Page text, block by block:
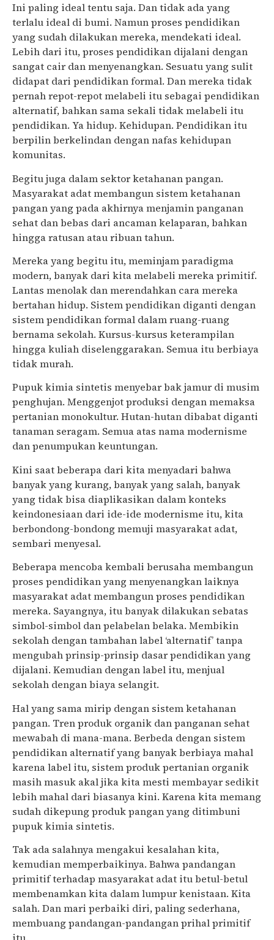
Ini paling ideal tentu saja. Dan tidak ada yang
terlalu ideal di bumi. Namun proses pendidikan
yang sudah dilakukan mereka, mendekati ideal.
Lebih dari itu, proses pendidikan dijalani dengan
sangat cair dan menyenangkan. Sesuatu yang sulit
didapat dari pendidikan formal. Dan mereka tidak
pernah repot-repot melabeli itu sebagai pendidikan
alternatif, bahkan sama sekali tidak melabeli itu
pendidikan. Ya hidup. Kehidupan. Pendidikan itu
berpilin berkelindan dengan nafas kehidupan
komunitas.
Begitu juga dalam sektor ketahanan pangan.
Masyarakat adat membangun sistem ketahanan
pangan yang pada akhirnya menjamin panganan
sehat dan bebas dari ancaman kelaparan, bahkan
hingga ratusan atau ribuan tahun.
Mereka yang begitu itu, meminjam paradigma
modern, banyak dari kita melabeli mereka primitif.
Lantas menolak dan merendahkan cara mereka
bertahan hidup. Sistem pendidikan diganti dengan
sistem pendidikan formal dalam ruang-ruang
bernama sekolah. Kursus-kursus keterampilan
hingga kuliah diselenggarakan. Semua itu berbiaya
tidak murah.
Pupuk kimia sintetis menyebar bak jamur di musim
penghujan. Menggenjot produksi dengan memaksa
pertanian monokultur. Hutan-hutan dibabat diganti
tanaman seragam. Semua atas nama modernisme
dan penumpukan keuntungan.
Kini saat beberapa dari kita menyadari bahwa
banyak yang kurang, banyak yang salah, banyak
yang tidak bisa diaplikasikan dalam konteks
keindonesiaan dari ide-ide modernisme itu, kita
berbondong-bondong memuji masyarakat adat,
sembari menyesal.
Beberapa mencoba kembali berusaha membangun
proses pendidikan yang menyenangkan laiknya
masyarakat adat membangun proses pendidikan
mereka. Sayangnya, itu banyak dilakukan sebatas
simbol-simbol dan pelabelan belaka. Membikin
sekolah dengan tambahan label ‘alternatif’ tanpa
mengubah prinsip-prinsip dasar pendidikan yang
dijalani. Kemudian dengan label itu, menjual
sekolah dengan biaya selangit.
Hal yang sama mirip dengan sistem ketahanan
pangan. Tren produk organik dan panganan sehat
mewabah di mana-mana. Berbeda dengan sistem
pendidikan alternatif yang banyak berbiaya mahal
karena label itu, sistem produk pertanian organik
masih masuk akal jika kita mesti membayar sedikit
lebih mahal dari biasanya kini. Karena kita memang
sudah dikepung produk pangan yang ditimbuni
pupuk kimia sintetis.
Tak ada salahnya mengakui kesalahan kita,
kemudian memperbaikinya. Bahwa pandangan
primitif terhadap masyarakat adat itu betul-betul
membenamkan kita dalam lumpur kenistaan. Kita
salah. Dan mari perbaiki diri, paling sederhana,
membuang pandangan-pandangan prihal primitif